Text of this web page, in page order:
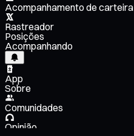
Acompanhamento de carteira
Rastreador
Posições
Acompanhando
App
Sobre
Comunidades
Opinião